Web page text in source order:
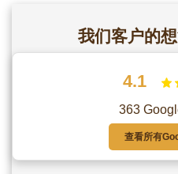
我们客户的
4.1
363
查看所有